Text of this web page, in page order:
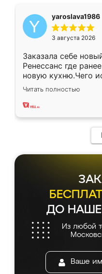
yaroslava1986
3 августа 2026
Заказала себе
Ренессанс где
новую кухню.Чего
вполне довольна.
два года, нареканий
Читать полностью
ДО
Из любой